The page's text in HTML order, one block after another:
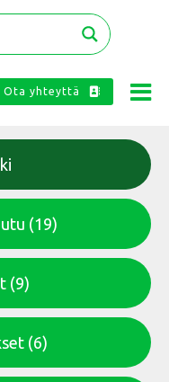
Ota yhteyttä
(19)
(9)
(6)